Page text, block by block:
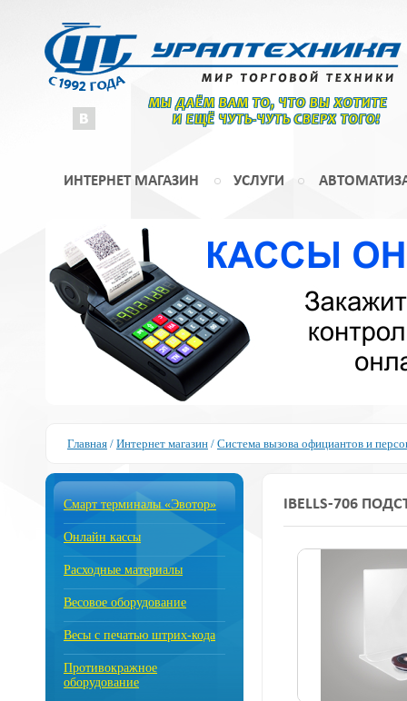
МЫ ДАЁМ ВАМ ТО, ЧТО ВЫ ХОТИТЕ
И ЕЩЁ ЧУТЬ-ЧУТЬ СВЕРХ ТОГО!
ИНТЕРНЕТ МАГАЗИН УСЛУГИ
Главная / Интернет магазин / Cистема вызова официантов и
Смарт терминалы «Эвотор»
Онлайн кассы
Расходные материалы
Весовое оборудование
Весы с печатью штрих-кода
Противокражное
оборудование
IBELLS-706